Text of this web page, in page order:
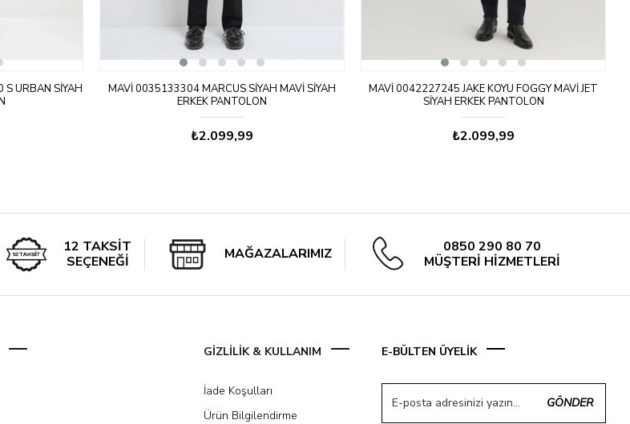
URBAN SIYAH
MAVI 0035133304 MARCUS SIYAH MAVI SIYAH
ERKEK PANTOLON
₺2.099,99
MAVI 0042227245 JAKE KOYU FOGGY MAVI JET
SIYAH ERKEK PANTOLON
₺2.099,99
12 TAKSİT
SEÇENEĞİ
MAĞAZALARIMIZ
0850 290 80 70
MÜŞTERİ HİZMETLERİ
GİZLİLİK & KULLANIM
İade Koşulları
Ürün Bilgilendirme
E-BÜLTEN ÜYELİK
GÖNDER